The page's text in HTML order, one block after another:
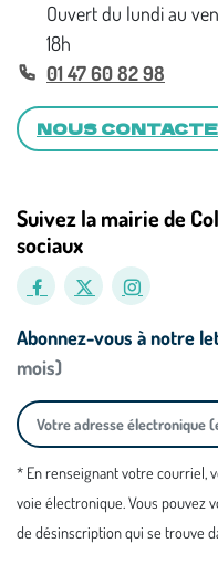
Ouvert du lundi au
18h
01 47 60 82 98
NOUS
Suivez la mairie de
sociaux
Abonnez-vous à notre
mois)
* En renseignant votre courriel,
voie électronique. Vous pouvez
de désinscription qui se trouve